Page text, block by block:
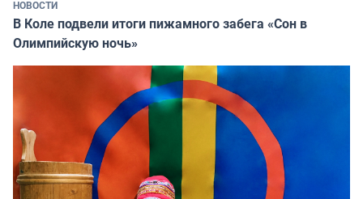
НОВОСТИ
В Коле подвели итоги пижамного забега «Сон в
Олимпийскую ночь»